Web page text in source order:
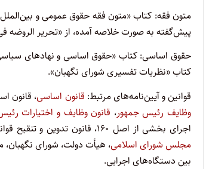
متون فقه: کتاب «متون فقه حقوق عمومی و
پیش‌گفته به صورت خلاصه آمده، از «تحریر الروضه
حقوق اساسی: کتاب «حقوق اساسی و نهادهای
کتاب «نظریات تفسیری شورای نگهبان».
قوانین و آیین‌نامه‌های مرتبط: قانون اساسی، قانون
وظایف رئیس جمهور، قانون وظایف و اختیارات
اجرای بخشی از اصل ۱۶۰، قانون تدوین و تنقیح قوانین، قانون هیأت منصفه،
مجلس شورای اسلامی، هیأت دولت، شورای
بین دستگاه‌های اجرایی.